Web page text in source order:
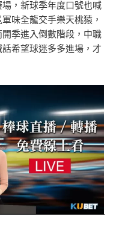
，新球季年度口號也喊
味全龍交手樂天桃猿，
季進入倒數階段，中職
希望球迷多多進場，才